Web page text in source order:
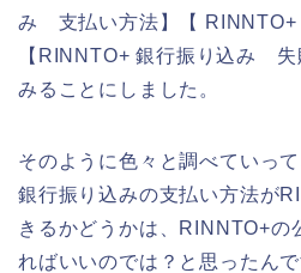
み 支払い方法】【 RINNTO+
【RINNTO+ 銀行振り込み 失
みることにしました。
そのように色々と調べていっ
銀行振り込みの支払い方法が
きるかどうかは、RINNTO+の
ればいいのでは？と思ったんで